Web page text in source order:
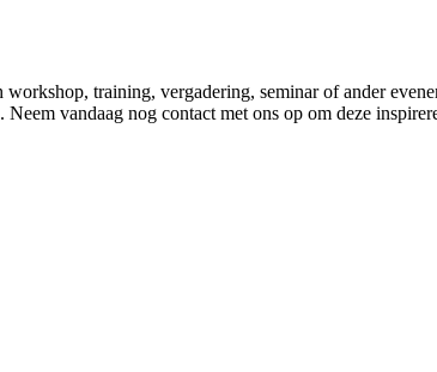
training, vergadering, seminar of ander
vandaag nog contact met ons op om deze